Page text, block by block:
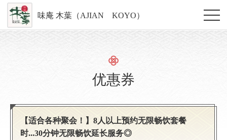
味庵 木葉（AJIAN KOYO）
优惠券
【适合各种聚会！】8人以上预约无限畅饮套餐
时...30分钟无限畅饮延长服务◎